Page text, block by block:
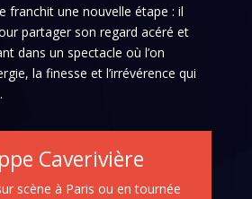
franchit une nouvelle étape : il
partager son regard acéré et
dans un spectacle où l’on
la finesse et l’irrévérence qui
Caverivière
scène à Paris ou en tournée